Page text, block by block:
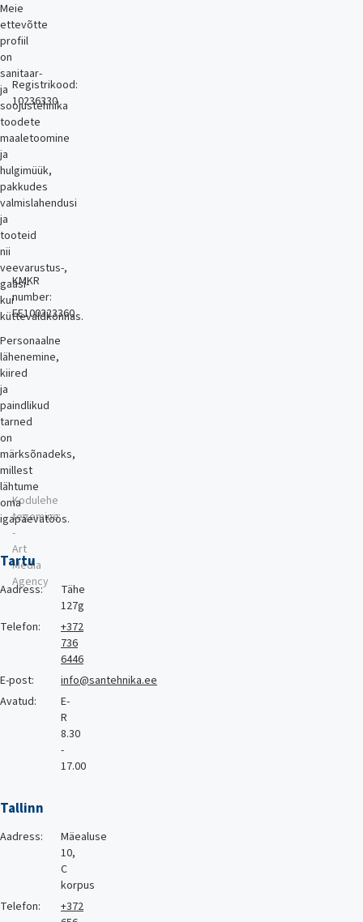
Meie
ettevõtte
profiil
on
sanitaar-
ja
soojustehnika
toodete
maaletoomine
ja
hulgimüük,
pakkudes
valmislahendusi
ja
tooteid
nii
veevarustus-,
gaasi-
kui
küttevaldkonnas.
Personaalne
lähenemine,
kiired
ja
paindlikud
tarned
on
märksõnadeks,
millest
lähtume
oma
igapäevatöös.
Tartu
Aadress:
Tähe
127g
Telefon:
+372
736
6446
E-post:
info@santehnika.ee
Avatud:
E-
R
8.30
-
17.00
Tallinn
Aadress:
Mäealuse
10,
C
korpus
Telefon:
+372
Registrikood:
10236330
KMKR
number:
EE100323360
Kodulehe
tegemine
-
Art
Media
Agency